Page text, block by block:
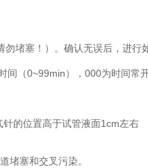
堵塞！）。确认无误后，进行
（0~99min），000为时间常
的位置高于试管液面1cm左右
堵塞和交叉污染。